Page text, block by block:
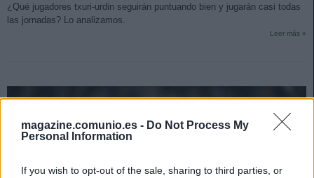
magazine.comunio.es - Do Not Process My
Personal Information
If you wish to opt-out of the sale, sharing to third parties, or
¿Qué jugadores txuri-urdin seguirán puntuando bien y jugarán casi todas
las jornadas? Lo analizamos.
Leer más »